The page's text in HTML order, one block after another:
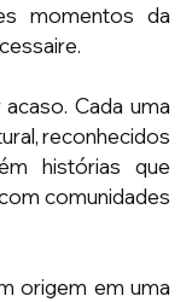
momentos da
Cada uma
reconhecidos
histórias que
comunidades
origem em uma